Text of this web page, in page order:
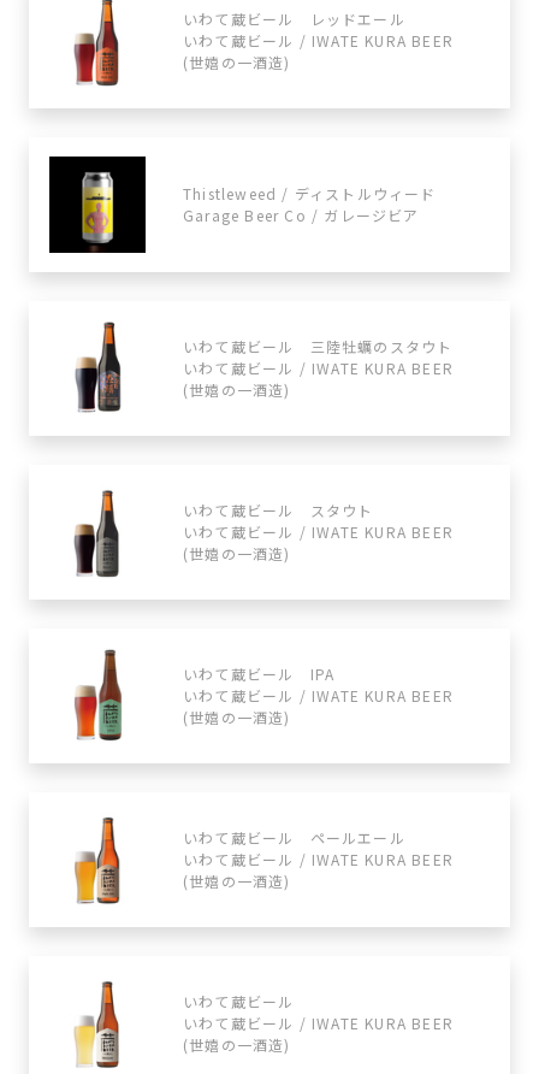
いわて蔵ビール レッドエール
いわて蔵ビール / IWATE KURA BEER
(世嬉の一酒造)
Thistleweed / ディストルウィード
Garage Beer Co / ガレージビア
いわて蔵ビール 三陸牡蠣のスタウト
いわて蔵ビール / IWATE KURA BEER
(世嬉の一酒造)
いわて蔵ビール スタウト
いわて蔵ビール / IWATE KURA BEER
(世嬉の一酒造)
いわて蔵ビール IPA
いわて蔵ビール / IWATE KURA BEER
(世嬉の一酒造)
いわて蔵ビール ペールエール
いわて蔵ビール / IWATE KURA BEER
(世嬉の一酒造)
いわて蔵ビール
いわて蔵ビール / IWATE KURA BEER
(世嬉の一酒造)